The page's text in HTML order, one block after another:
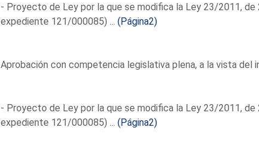
- Proyecto de Ley por la que se modifica la Ley 23/2011, de
expediente 121/000085) ... (Página2)
Aprobación con competencia legislativa plena, a la vista del
- Proyecto de Ley por la que se modifica la Ley 23/2011, de
expediente 121/000085) ... (Página2)